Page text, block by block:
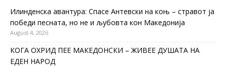
Илинденска авантура: Спасе Антевски на коњ – стравот ја
победи песната, но не и љубовта кон Македонија
August 4, 2026
КОГА ОХРИД ПЕЕ МАКЕДОНСКИ – ЖИВЕЕ ДУШАТА НА
ЕДЕН НАРОД